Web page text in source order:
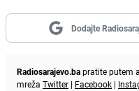
Dodajte
Radiosarajevo.bapratite putem
mreža Twitter | Facebook |